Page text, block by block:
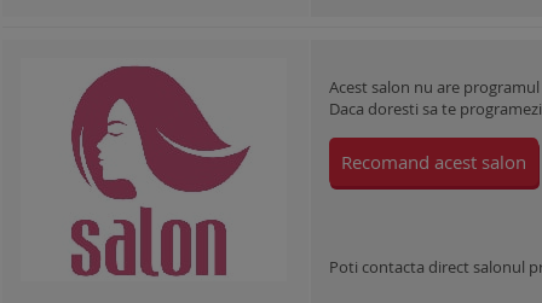
Acest salon nu are
Daca doresti sa te
Recomand acest salon
Poti contacta direct salonul